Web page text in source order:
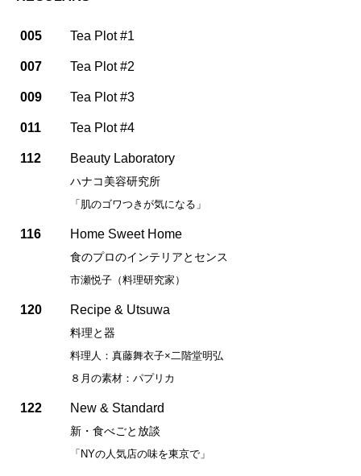
005 Tea Plot #1
007 Tea Plot #2
009 Tea Plot #3
011 Tea Plot #4
112 Beauty Laboratory
ハナコ美容研究所
「肌のゴワつきが気になる」
116 Home Sweet Home
食のプロのインテリアとセンス
市瀬悦子（料理研究家）
120 Recipe & Utsuwa
料理と器
料理人：真藤舞衣子×二階堂明弘
８月の素材：パプリカ
122 New & Standard
新・食べごと放談
「NYの人気店の味を東京で」